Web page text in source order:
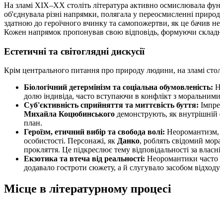
На зламі XIX–XX століть література активно осмислювала
об'єднувала різні напрямки, полягала у переосмисленні
здатною до героїчного вчинку та самопожертви, як це бачив
Кожен напрямок пропонував свою відповідь, формуючи
Естетичні та світоглядні дискусії
Крім центрального питання про природу людини, на зламі
Біологічний детермінізм та соціальна обумовленість:
долю індивіда, часто вступаючи в конфлікт з
Суб'єктивність сприйняття та миттєвість буття:
Михайла Коцюбинського демонструють, як внутрішній
план.
Героїзм, етичний вибір та свобода волі: Неоромантизм,
особистості. Персонажі, як Данко, роблять свідомий
прокляття. Це підкреслює тему відповідальності за
Екзотика та втеча від реальності: Неоромантики часто
додавало гостроти сюжету, а й слугувало засобом
Місце в літературному процесі